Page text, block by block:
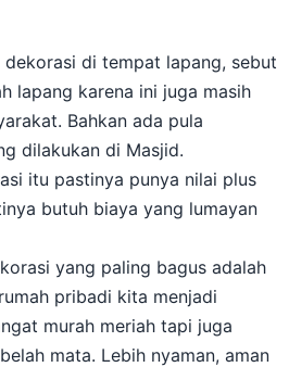
di tempat lapang, sebut
lapang karena ini juga masih
Bahkan ada pula
dilakukan di Masjid.
itu pastinya punya nilai plus
butuh biaya yang lumayan
yang paling bagus adalah
pribadi kita menjadi
murah meriah tapi juga
mata. Lebih nyaman, aman